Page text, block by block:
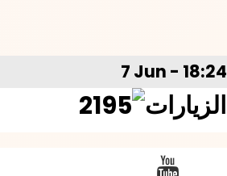
7 Jun - 18:24
2195